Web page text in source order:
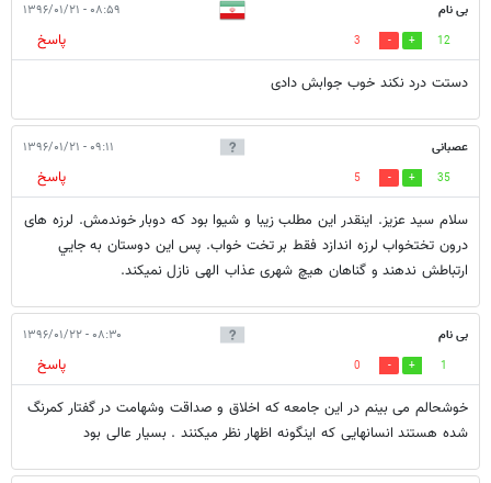
بی نام ۰۸:۵۹ - ۱۳۹۶/۰۱/۲۱
12
3
پاسخ
دستت درد نکند خوب جوابش دادی
عصبانی ۰۹:۱۱ - ۱۳۹۶/۰۱/۲۱
35
5
پاسخ
سلام سید عزیز. اينقدر اين مطلب زیبا و شيوا بود که دوبار خوندمش. لرزه های
درون تختخواب لرزه اندازد فقط بر تخت خواب. پس اين دوستان به جايي
ارتباطش ندهند و گناهان هيچ شهری عذاب الهی نازل نمیکند.
بی نام ۰۸:۳۰ - ۱۳۹۶/۰۱/۲۲
1
0
پاسخ
خوشحالم می بینم در این جامعه که اخلاق و صداقت وشهامت در گفتار کمرنگ
شده هستند انسانهایی که اینگونه اظهار نظر میکنند . بسیار عالی بود